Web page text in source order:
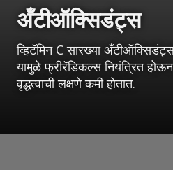
अँटीऑक्सिडंट्स
व्हिटॅमिन C सारख्या
यामुळे फ्रीरॅडिकल्स नियंत्रित
वृद्धत्वाची लक्षणे कमी होतात.